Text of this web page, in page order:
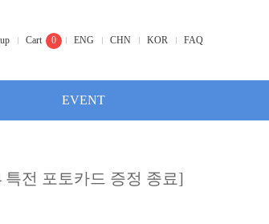
Cart 0 ENG CHN KOR FAQ
EVENT
특전 포토카드 증정 종료]